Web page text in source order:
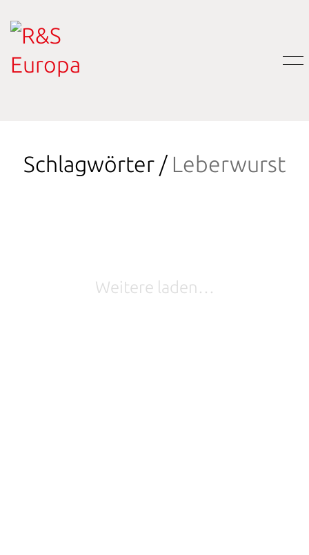
Schlagwörter / Leberwurst
Weitere laden…